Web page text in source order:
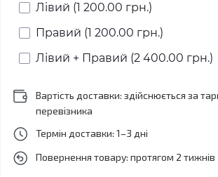
Лівий (1 200.00 грн.)
Правий (1 200.00 грн.)
Лівий + Правий (2 400.00 грн.)
Вартість доставки: здійснюється за
перевізника
Термін доставки: 1–3 дні
Повернення товару: протягом 2 тижнів